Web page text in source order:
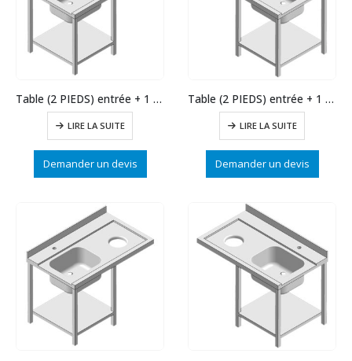
Table (2 PIEDS) entrée + 1 bac à d’oite long. 1500
LIRE LA SUITE
Demander un devis
Table (2 PIEDS) entrée + 1 bac à gauche long.1500
LIRE LA SUITE
Demander un devis